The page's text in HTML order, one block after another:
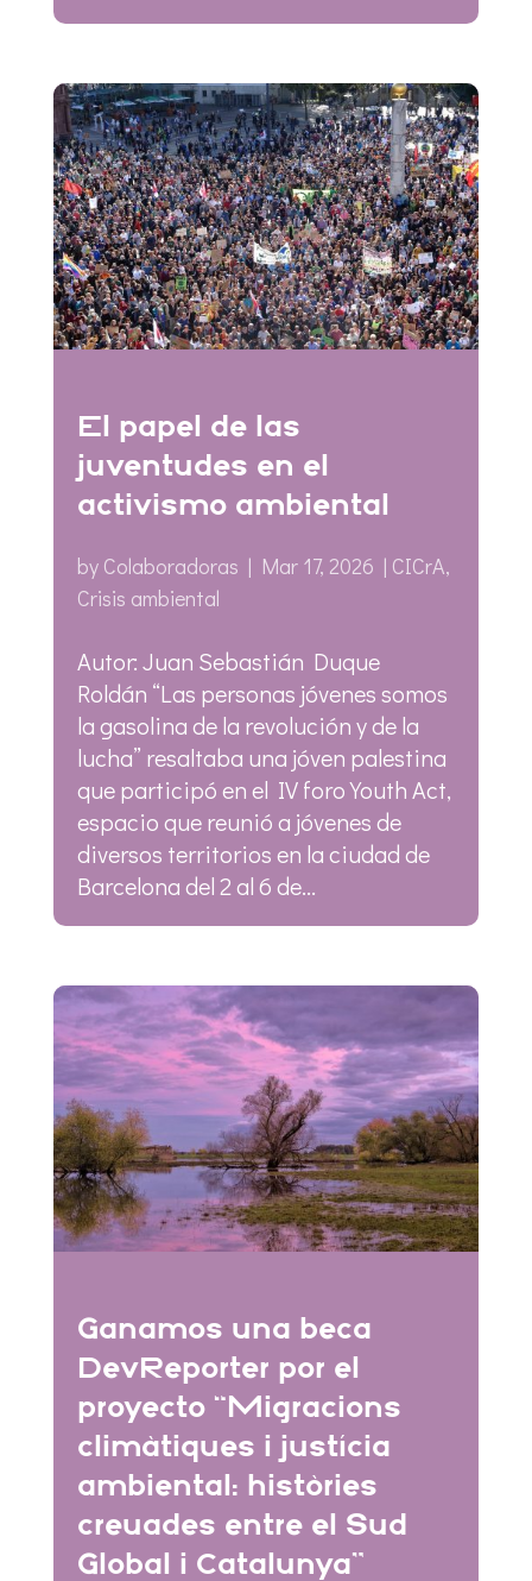
El papel de las
juventudes en el
activismo ambiental
by Colaboradoras | Mar 17, 2026 | CICrA,
Crisis ambiental
Autor: Juan Sebastián Duque
Roldán “Las personas jóvenes somos
la gasolina de la revolución y de la
lucha” resaltaba una jóven palestina
que participó en el IV foro Youth Act,
espacio que reunió a jóvenes de
diversos territorios en la ciudad de
Barcelona del 2 al 6 de...
Ganamos una beca
DevReporter por el
proyecto “Migracions
climàtiques i justícia
ambiental: històries
creuades entre el Sud
Global i Catalunya”